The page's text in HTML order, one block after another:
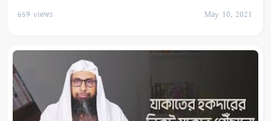
659 views May 10, 2021